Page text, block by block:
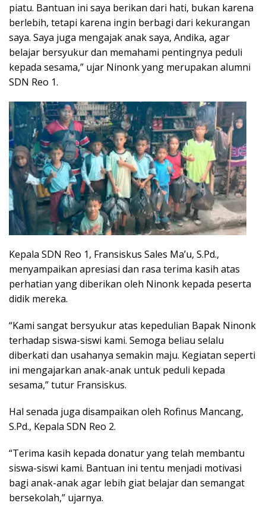
piatu. Bantuan ini saya berikan dari hati, bukan karena
berlebih, tetapi karena ingin berbagi dari kekurangan
saya. Saya juga mengajak anak saya, Andika, agar
belajar bersyukur dan memahami pentingnya peduli
kepada sesama,” ujar Ninonk yang merupakan alumni
SDN Reo 1.
Kepala SDN Reo 1, Fransiskus Sales Ma’u, S.Pd.,
menyampaikan apresiasi dan rasa terima kasih atas
perhatian yang diberikan oleh Ninonk kepada peserta
didik mereka.
“Kami sangat bersyukur atas kepedulian Bapak Ninonk
terhadap siswa-siswi kami. Semoga beliau selalu
diberkati dan usahanya semakin maju. Kegiatan seperti
ini mengajarkan anak-anak untuk peduli kepada
sesama,” tutur Fransiskus.
Hal senada juga disampaikan oleh Rofinus Mancang,
S.Pd., Kepala SDN Reo 2.
“Terima kasih kepada donatur yang telah membantu
siswa-siswi kami. Bantuan ini tentu menjadi motivasi
bagi anak-anak agar lebih giat belajar dan semangat
bersekolah,” ujarnya.